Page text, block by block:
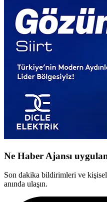
Ne Haber Ajansı
Son dakika bildirimleri ve
anında ulaşın.